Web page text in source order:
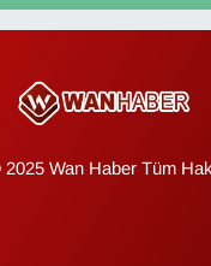
Wan Haber Tüm